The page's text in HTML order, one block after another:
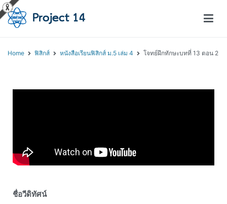
Home ฟิสิกส์ หนังสือเรียนฟิสิกส์ ม.5 เล่ม 4 โจทย์ฝึกทักษะบทที่ 13 ตอน 2
ชื่อวีดิทัศน์